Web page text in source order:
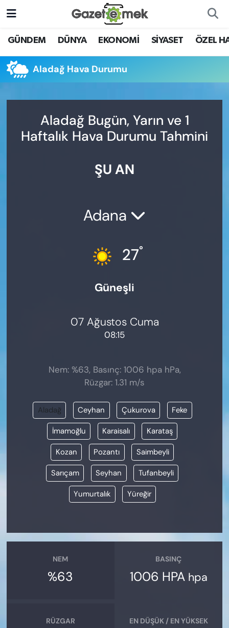
GÜNDEM DÜNYA EKONOMİ SİYASET ÖZEL
Aladağ Hava Durumu
Aladağ Bugün, Yarın ve 1
Haftalık Hava Durumu Tahmini
ŞU AN
Adana
27°
Güneşli
07 Ağustos Cuma
08:15
Nem: %63, Basınç: 1006 hpa hPa,
Rüzgar: 1.31 m/s
Aladağ Ceyhan Çukurova Feke
İmamoğlu Karaisalı Karataş
Kozan Pozantı Saimbeyli
Sarıçam Seyhan Tufanbeyli
Yumurtalık Yüreğir
NEM
%63
BASINÇ
1006 HPA hpa
RÜZGAR EN DÜŞÜK / EN YÜKSEK
DÜNYA
EKONOMİ
YENİ MEDYADA EMEK
GAZETECİLİĞİNİ GELİŞTİRMEK
ÖZEL HABER
SİYASET
VAN VE DİYARBAKIR HABERLERİ
Nöbetçi Eczaneler
Hava Durumu
Trafik Durumu
Süper Lig Puan Durumu ve Fikstür